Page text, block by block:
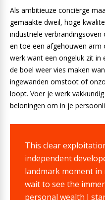
Als ambitieuze conciërge
gemaakte dweil, hoge
industriële
en toe een afgehouwen arm
werk want een ongeluk zit in
de boel weer vies maken
ingewanden omstoot of
loopt. Voer je werk
beloningen om in je
This clear
independent
landmark moment in
wait to see the
personal wealth I